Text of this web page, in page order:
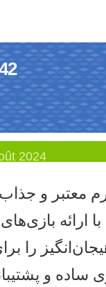
2024
معتبر و
ارائه
را
ساده و